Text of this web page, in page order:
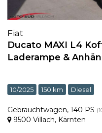
Fiat
Ducato MAXI L4
Laderampe &
10/2025 150 km Diesel
Gebrauchtwagen, 140 PS
9500 Villach, Kärnten